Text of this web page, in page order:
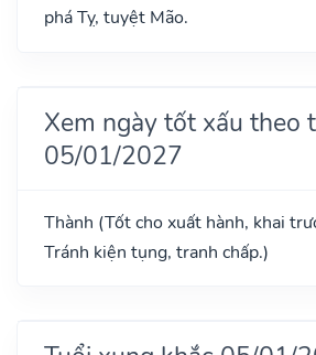
phá Tỵ, tuyệt Mão.
Xem ngày tốt xấu theo
05/01/2027
Thành (Tốt cho xuất hành, khai
Tránh kiện tụng, tranh chấp.)